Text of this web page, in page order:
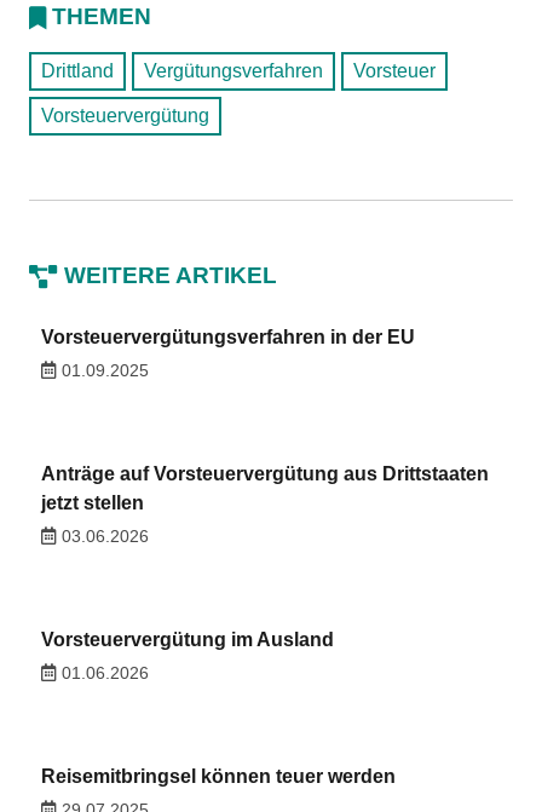
THEMEN
Drittland Vergütungsverfahren Vorsteuer
Vorsteuervergütung
WEITERE ARTIKEL
Vorsteuervergütungsverfahren in der EU
01.09.2025
Anträge auf Vorsteuervergütung aus Drittstaaten
jetzt stellen
03.06.2026
Vorsteuervergütung im Ausland
01.06.2026
Reisemitbringsel können teuer werden